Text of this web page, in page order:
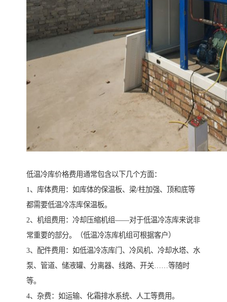
低温冷库价格费用通常包含以下几个方面：
1、库体费用：如库体的保温板、梁/柱加强、顶和底等
都需要低温冷冻库保温板。
2、机组费用：冷却压缩机组——对于低温冷冻库来说非
常重要的部分。（低温冷冻库机组可根据客户）
3、配件费用：如低温冷冻库门、冷风机、冷却水塔、水
泵、管道、储液罐、分离器、线路、开关……等随时
等。
4、杂费：如运输、化霜排水系统、人工等费用。